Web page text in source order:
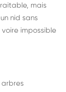
mais
nid sans
impossible
arbres